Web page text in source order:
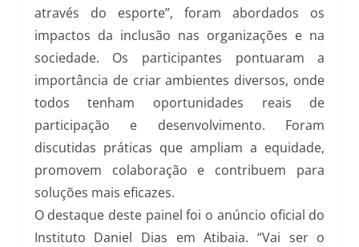
através do esporte”, foram abordados os
impactos da inclusão nas organizações e na
sociedade. Os participantes pontuaram a
importância de criar ambientes diversos, onde
todos tenham oportunidades reais de
participação e desenvolvimento. Foram
discutidas práticas que ampliam a equidade,
promovem colaboração e contribuem para
soluções mais eficazes.
O destaque deste painel foi o anúncio oficial do
Instituto Daniel Dias em Atibaia. “Vai ser o